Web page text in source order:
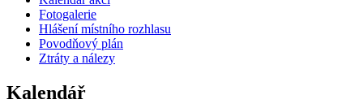
Fotogalerie
Hlášení místního rozhlasu
Povodňový plán
Ztráty a nálezy
Kalendář